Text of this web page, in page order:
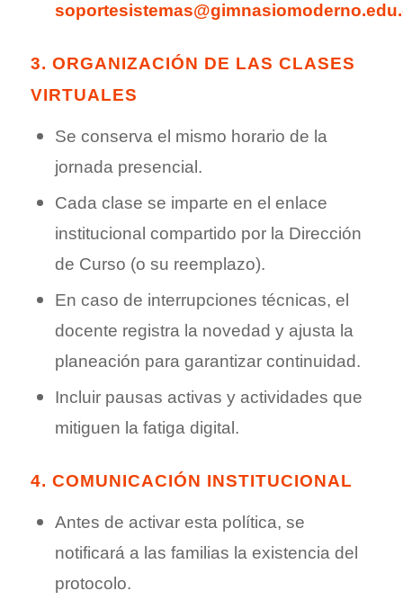
3. ORGANIZACIÓN DE LAS CLASES
VIRTUALES
Se conserva el mismo horario de la
jornada presencial.
Cada clase se imparte en el enlace
institucional compartido por la Dirección
de Curso (o su reemplazo).
En caso de interrupciones técnicas, el
docente registra la novedad y ajusta la
planeación para garantizar continuidad.
Incluir pausas activas y actividades que
mitiguen la fatiga digital.
4. COMUNICACIÓN INSTITUCIONAL
Antes de activar esta política, se
notificará a las familias la existencia del
protocolo.